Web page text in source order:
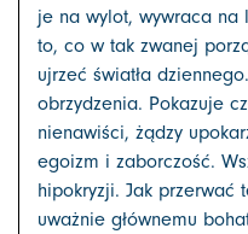
je na wylot, wywraca na
to, co w tak zwanej
ujrzeć światła
obrzydzenia. Pokazuje
nienawiści, żądzy
egoizm i zaborczość.
hipokryzji. Jak przerwać
uważnie głównemu